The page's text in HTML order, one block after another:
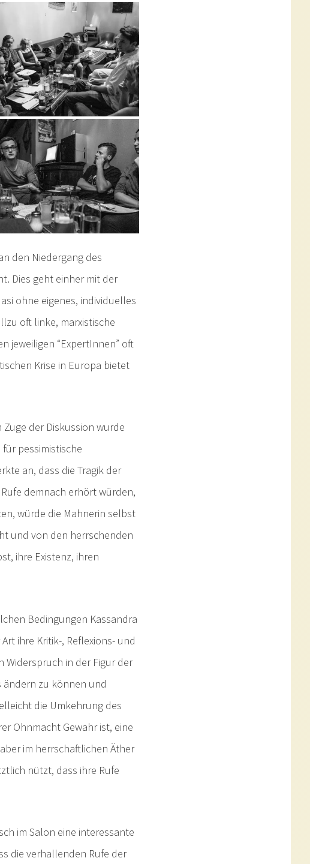
den Niedergang des
Dies geht einher mit der
ohne eigenes, individuelles
oft linke, marxistische
jeweiligen “ExpertInnen” oft
Krise in Europa bietet
der Diskussion wurde
pessimistische
an, dass die Tragik der
demnach erhört würden,
würde die Mahnerin selbst
und von den herrschenden
ihre Existenz, ihren
Bedingungen Kassandra
ihre Kritik-, Reflexions- und
Widerspruch in der Figur der
ändern zu können und
die Umkehrung des
Ohnmacht Gewahr ist, eine
im herrschaftlichen Äther
nützt, dass ihre Rufe
im Salon eine interessante
die verhallenden Rufe der